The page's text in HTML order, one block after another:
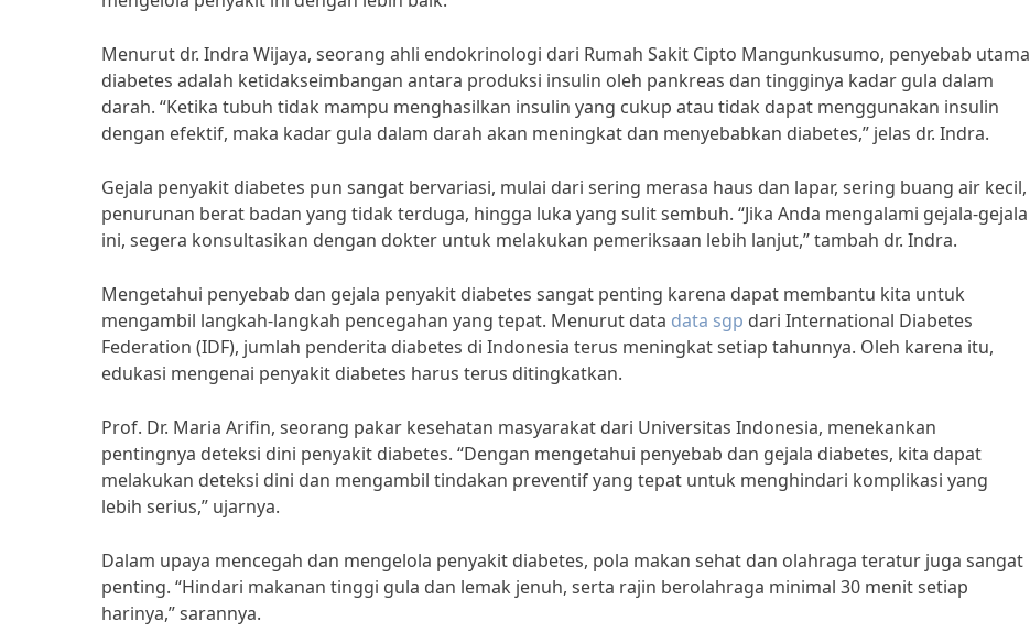
Menurut dr. Indra Wijaya, seorang ahli endokrinologi dari Rumah Sakit Cipto Mangunkusumo, penyebab utama
diabetes adalah ketidakseimbangan antara produksi insulin oleh pankreas dan tingginya kadar gula dalam
darah. “Ketika tubuh tidak mampu menghasilkan insulin yang cukup atau tidak dapat menggunakan insulin
dengan efektif, maka kadar gula dalam darah akan meningkat dan menyebabkan diabetes,” jelas dr. Indra.
Gejala penyakit diabetes pun sangat bervariasi, mulai dari sering merasa haus dan lapar, sering buang air kecil,
penurunan berat badan yang tidak terduga, hingga luka yang sulit sembuh. “Jika Anda mengalami gejala-gejala
ini, segera konsultasikan dengan dokter untuk melakukan pemeriksaan lebih lanjut,” tambah dr. Indra.
Mengetahui penyebab dan gejala penyakit diabetes sangat penting karena dapat membantu kita untuk
mengambil langkah-langkah pencegahan yang tepat. Menurut data data sgp dari International Diabetes
Federation (IDF), jumlah penderita diabetes di Indonesia terus meningkat setiap tahunnya. Oleh karena itu,
edukasi mengenai penyakit diabetes harus terus ditingkatkan.
Prof. Dr. Maria Arifin, seorang pakar kesehatan masyarakat dari Universitas Indonesia, menekankan
pentingnya deteksi dini penyakit diabetes. “Dengan mengetahui penyebab dan gejala diabetes, kita dapat
melakukan deteksi dini dan mengambil tindakan preventif yang tepat untuk menghindari komplikasi yang
lebih serius,” ujarnya.
Dalam upaya mencegah dan mengelola penyakit diabetes, pola makan sehat dan olahraga teratur juga sangat
penting. “Hindari makanan tinggi gula dan lemak jenuh, serta rajin berolahraga minimal 30 menit setiap
harinya,” sarannya.